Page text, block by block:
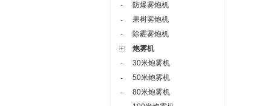
-
防爆雾炮机
-
果树雾炮机
-
除霾雾炮机
炮雾机
-
30米炮雾机
-
50米炮雾机
-
80米炮雾机